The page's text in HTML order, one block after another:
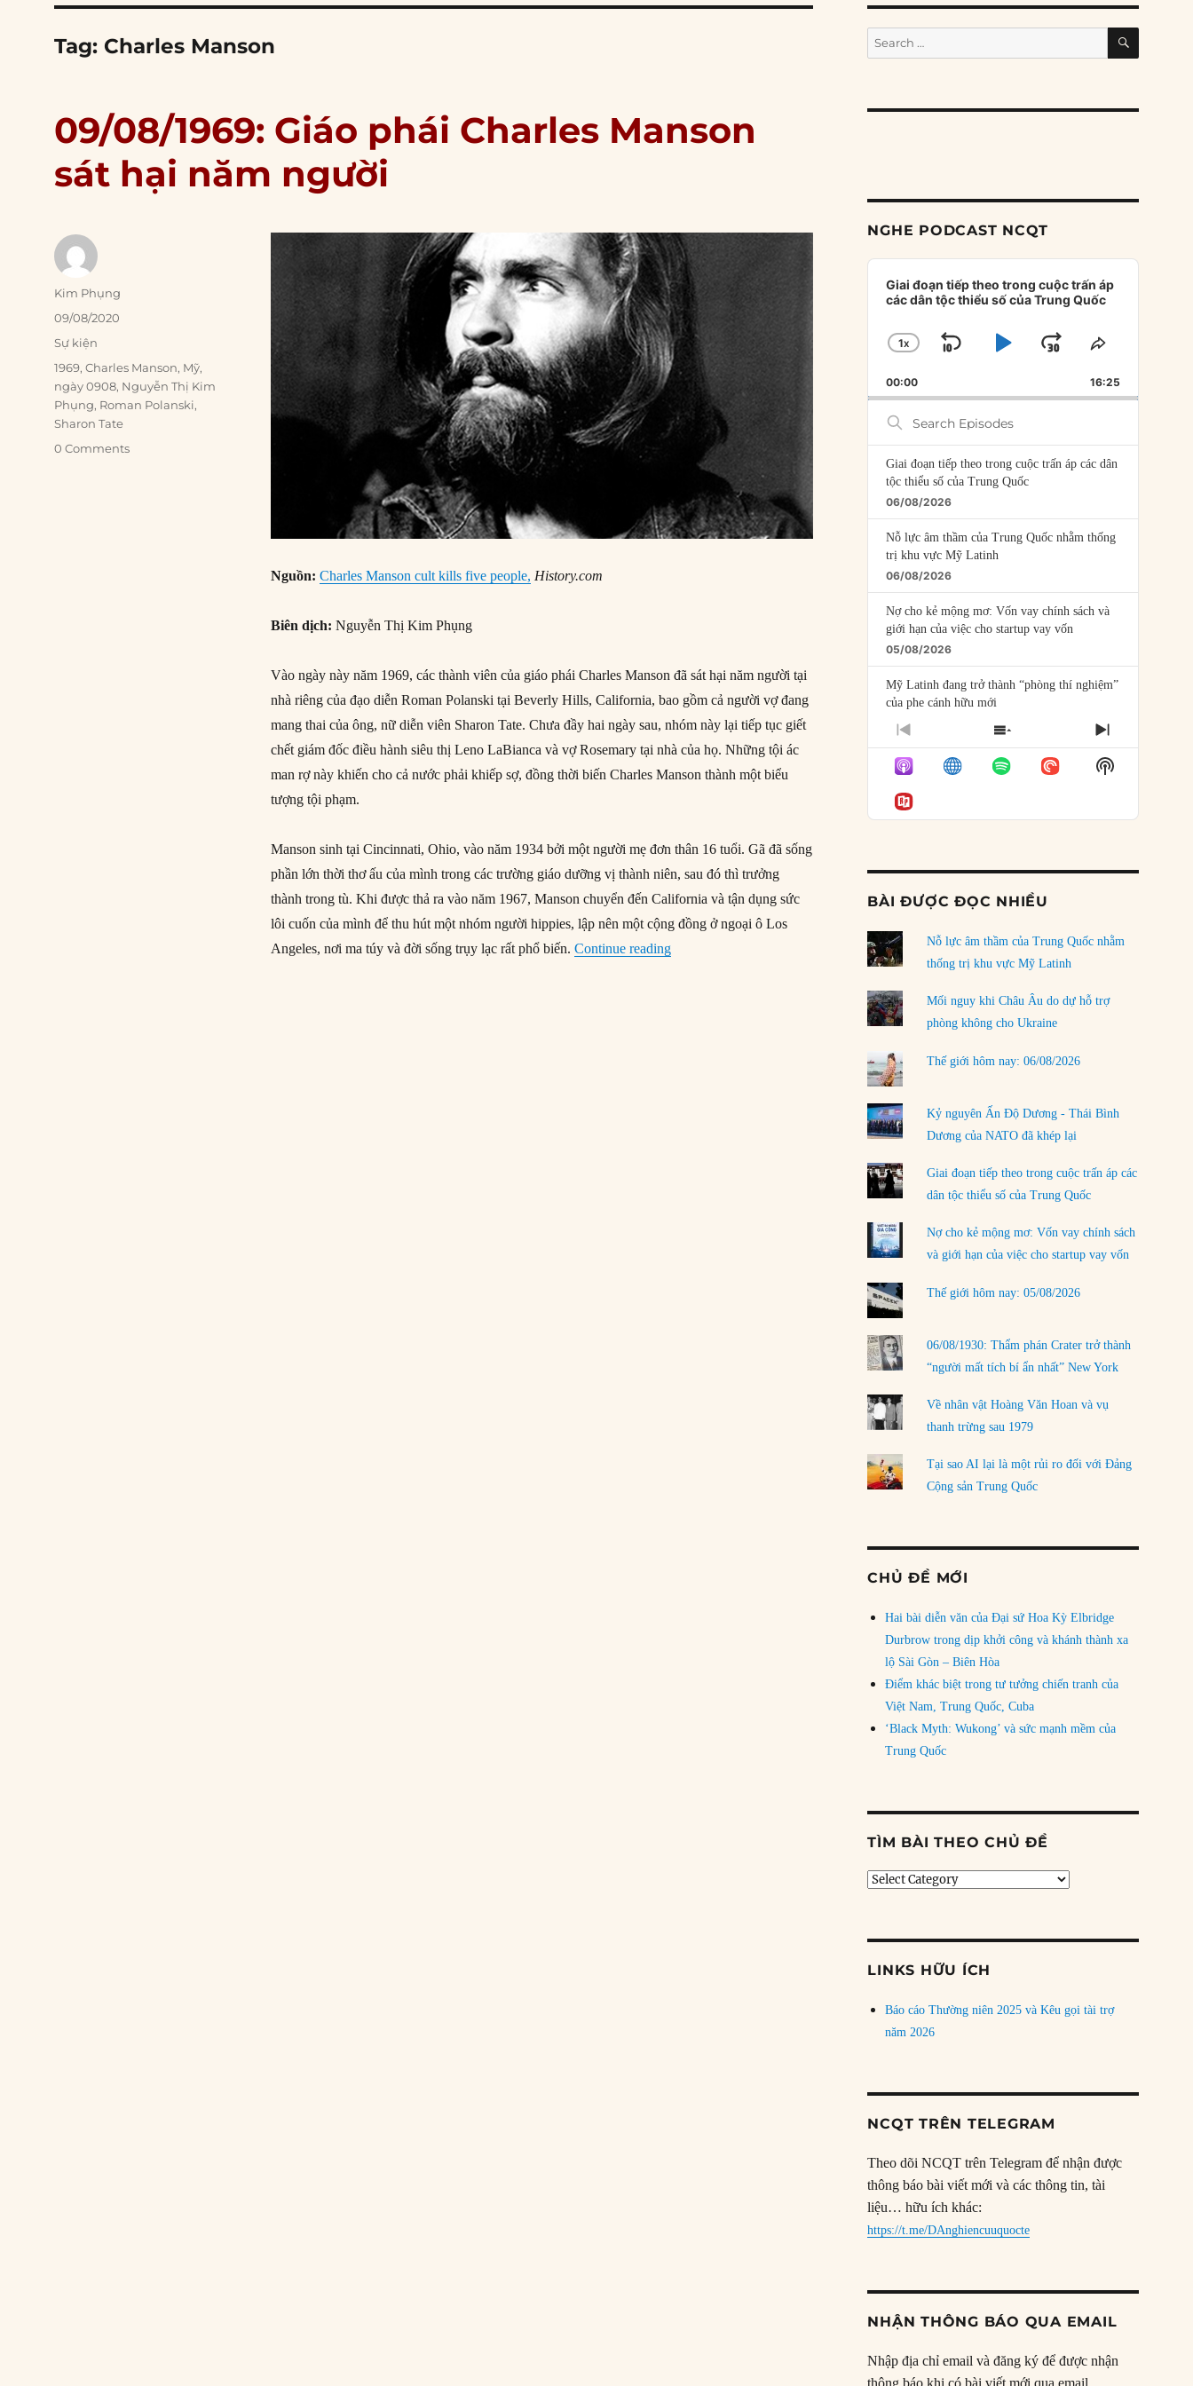
Tag: Charles Manson
09/08/1969: Giáo phái Charles Manson
sát hại năm người
Nguồn: Charles Manson cult kills five people, History.com
Biên dịch: Nguyễn Thị Kim Phụng
Vào ngày này năm 1969, các thành viên của giáo phái Charles Manson đã sát hại năm người tại
nhà riêng của đạo diễn Roman Polanski tại Beverly Hills, California, bao gồm cả người vợ đang
mang thai của ông, nữ diễn viên Sharon Tate. Chưa đầy hai ngày sau, nhóm này lại tiếp tục giết
chết giám đốc điều hành siêu thị Leno LaBianca và vợ Rosemary tại nhà của họ. Những tội ác
man rợ này khiến cho cả nước phải khiếp sợ, đồng thời biến Charles Manson thành một biểu
tượng tội phạm.
Manson sinh tại Cincinnati, Ohio, vào năm 1934 bởi một người mẹ đơn thân 16 tuổi. Gã đã sống
phần lớn thời thơ ấu của mình trong các trường giáo dưỡng vị thành niên, sau đó thì trưởng
thành trong tù. Khi được thả ra vào năm 1967, Manson chuyển đến California và tận dụng sức
lôi cuốn của mình để thu hút một nhóm người hippies, lập nên một cộng đồng ở ngoại ô Los
Angeles, nơi ma túy và đời sống trụy lạc rất phổ biến.Continue reading“09/08/1969: Giáo phái Charles Manson sát hại năm người”
Author
Kim Phụng
Posted
09/08/2020
Categories
Sự kiện
Tags
1969,Charles Manson, Mỹ,
ngày 0908, Nguyễn Thị Kim
Phụng, Roman Polanski,
Sharon Tate
0 Comments
Search
for:
SEARCH
NGHE PODCAST NCQT
Audio
Player
Giai đoạn tiếp theo trong cuộc trấn áp
các dân tộc thiểu số của Trung Quốc
CHANGE
RATE
1X
SKIP
BACKWARD
PLAYJUMP
FORWARD
SHARE
EPISODE
00:00 16:25
Search
Episodes
Giai đoạn tiếp theo trong cuộc trấn áp các dân
tộc thiểu số của Trung Quốc
06/08/2026
Nỗ lực âm thầm của Trung Quốc nhằm thống
trị khu vực Mỹ Latinh
06/08/2026
Nợ cho kẻ mộng mơ: Vốn vay chính sách và
giới hạn của việc cho startup vay vốn
05/08/2026
Mỹ Latinh đang trở thành “phòng thí nghiệm”
của phe cánh hữu mới
04/08/2026
Tại sao Trung Quốc phủ nhận cuộc gặp với
Ngoại trưởng Nhật Bản?
04/08/2026
03/08/2026
Đặt cược vào thất bại: Các quỹ đầu tư mạo
rủi ro
02/08/2026
Làm thế nào để kết thúc Chiến tranh Iran?
01/08/2026
Chiến lược kế tiếp của Bắc Kinh ở Biển Đông
31/07/2026
Trật tự thế giới mới: Các nước nhỏ sẽ luôn
phải chịu đựng?
LOAD MORE
PREVIOUS
EPISODE
SHOW
EPISODES
LIST
NEXT
EPISODE
Show
Podcast
BÀI ĐƯỢC ĐỌC NHIỀU
Nỗ lực âm thầm của Trung Quốc nhằm
thống trị khu vực Mỹ Latinh
Mối nguy khi Châu Âu do dự hỗ trợ
phòng không cho Ukraine
Thế giới hôm nay: 06/08/2026
Kỷ nguyên Ấn Độ Dương - Thái Bình
Dương của NATO đã khép lại
Giai đoạn tiếp theo trong cuộc trấn áp các
dân tộc thiểu số của Trung Quốc
Nợ cho kẻ mộng mơ: Vốn vay chính sách
và giới hạn của việc cho startup vay vốn
Thế giới hôm nay: 05/08/2026
06/08/1930: Thẩm phán Crater trở thành
“người mất tích bí ẩn nhất” New York
Về nhân vật Hoàng Văn Hoan và vụ
thanh trừng sau 1979
Tại sao AI lại là một rủi ro đối với Đảng
Cộng sản Trung Quốc
CHỦ ĐỀ MỚI
Hai bài diễn văn của Đại sứ Hoa Kỳ Elbridge
Durbrow trong dịp khởi công và khánh thành xa
lộ Sài Gòn – Biên Hòa
Điểm khác biệt trong tư tưởng chiến tranh của
Việt Nam, Trung Quốc, Cuba
‘Black Myth: Wukong’ và sức mạnh mềm của
Trung Quốc
TÌM BÀI THEO CHỦ ĐỀ
Tìm
LINKS HỮU ÍCH
Báo cáo Thường niên 2025 và Kêu gọi tài trợ
năm 2026
NCQT TRÊN TELEGRAM
Theo dõi NCQT trên Telegram để nhận được
thông báo bài viết mới và các thông tin, tài
liệu… hữu ích khác:
https://t.me/DAnghiencuuquocte
NHẬN THÔNG BÁO QUA EMAIL
Nhập địa chỉ email và đăng ký để được nhận